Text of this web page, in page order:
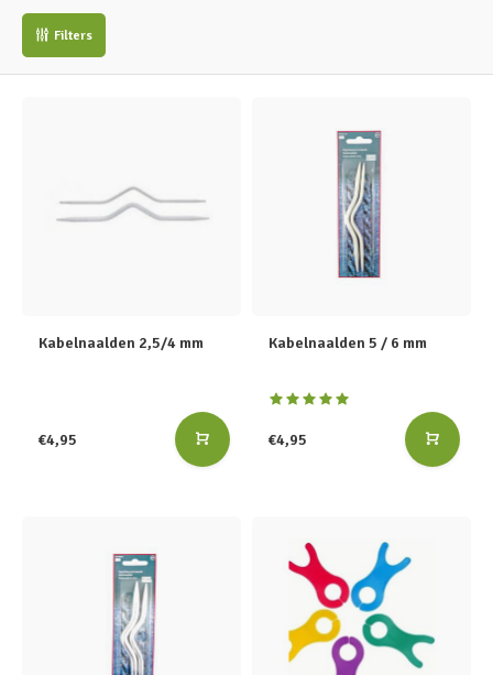
Filters
Kabelnaalden 2,5/4 mm
€4,95
Kabelnaalden 5 / 6 mm
€4,95